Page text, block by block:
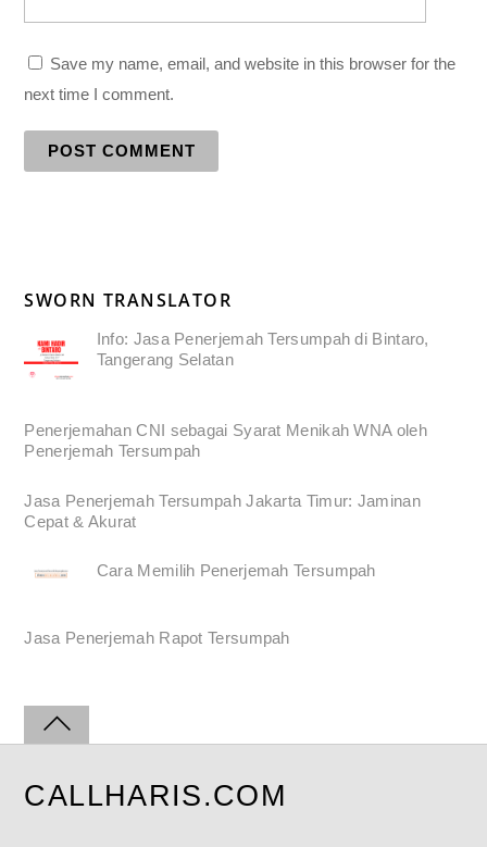
Save my name, email, and website in this browser for the
next time I comment.
SWORN TRANSLATOR
Info: Jasa Penerjemah Tersumpah di Bintaro,
Tangerang Selatan
Penerjemahan CNI sebagai Syarat Menikah WNA oleh
Penerjemah Tersumpah
Jasa Penerjemah Tersumpah Jakarta Timur: Jaminan
Cepat & Akurat
Cara Memilih Penerjemah Tersumpah
Jasa Penerjemah Rapot Tersumpah
CALLHARIS.COM